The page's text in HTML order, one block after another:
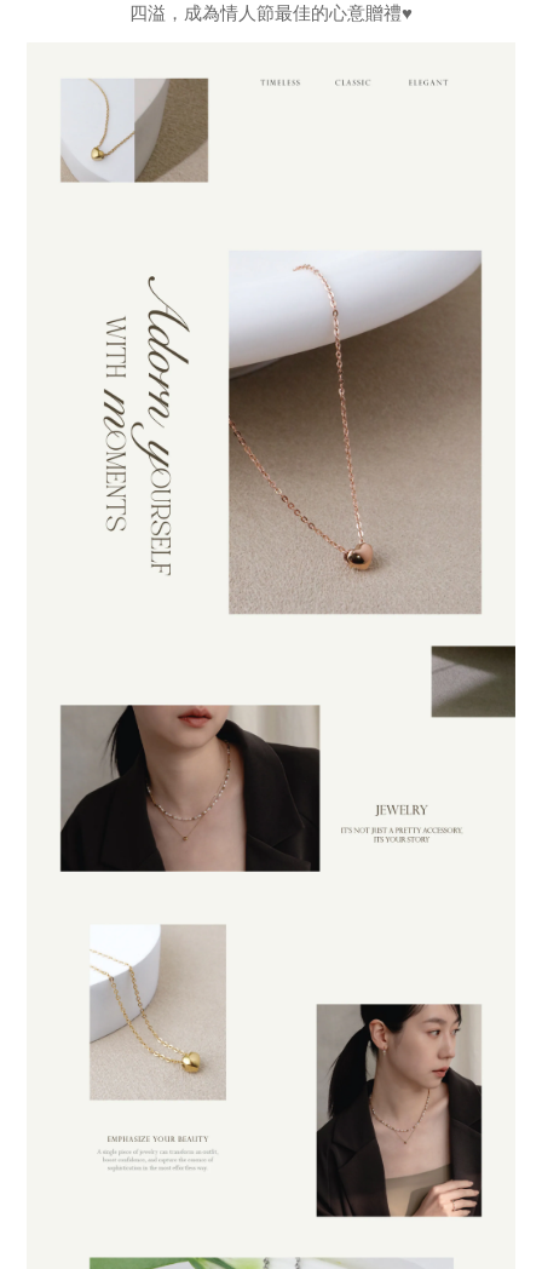
四溢，成為情人節最佳的心意贈禮♥